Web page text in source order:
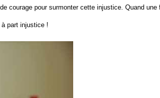
courage pour surmonter cette injustice. Quand une
à part injustice !